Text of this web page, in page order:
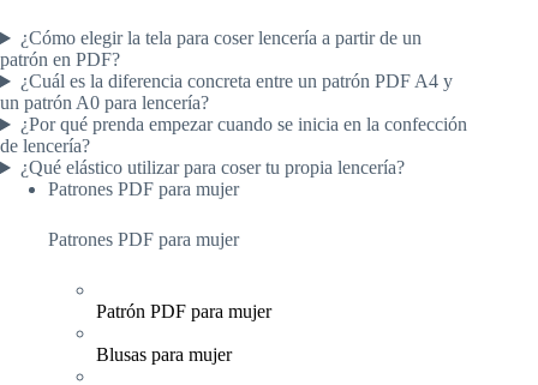
¿Cómo elegir la tela para coser lencería a partir de un
patrón en PDF?
¿Cuál es la diferencia concreta entre un patrón PDF A4 y
un patrón A0 para lencería?
¿Por qué prenda empezar cuando se inicia en la confección
de lencería?
¿Qué elástico utilizar para coser tu propia lencería?
Patrones PDF para mujer
Patrones PDF para mujer
Patrón PDF para mujer
Blusas para mujer